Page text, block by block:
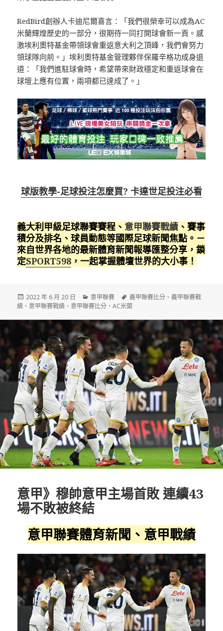
RedBird創辦人卡迪尼爾喜言：「我們很榮幸可以成為AC
米蘭輝煌歷史的一部分，很期待一同打開球會新一頁。感
激埃利奧特基金帶領球會重返意大利之頂峰，我們會努力
領球隊向前。」埃利奧特基金管理夥伴保羅辛格功成身退
道：「我們進駐球會時，希望帶來財政穩定和重返球會在
球壇上應有位置，兩項都已達成了。」
球版教學-足球投注怎麼買? 卡達世足投注必看
義大利甲級足球聯賽賽程、 意甲聯賽戰績 、賽事
積分及排名、球員動態等國際足球新聞焦點。－
來自世界各地的最新體育新聞報導匯整分享，鎖
定SPORT598 ，一起掌握體壇世界的大小事！
發
佈
期:
2022 年 6 月 20 日
分
類
意甲聯賽
標
籤
義甲聯賽比分 、義甲聯賽戰
績 、 意甲聯賽戰績 、 意甲聯賽比分 、AC米蘭
意甲》穆帥意甲主場首敗 連續43
場不敗被終結
意甲聯賽體育新聞、意甲戰績